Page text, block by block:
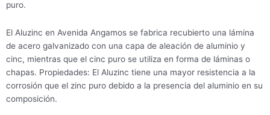
puro.
El Aluzinc en Avenida Angamos se fabrica recubierto una lámina
de acero galvanizado con una capa de aleación de aluminio y
cinc, mientras que el cinc puro se utiliza en forma de láminas o
chapas. Propiedades: El Aluzinc tiene una mayor resistencia a la
corrosión que el zinc puro debido a la presencia del aluminio en su
composición.